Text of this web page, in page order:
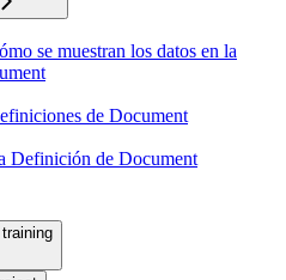
se muestran los datos en la
de Document
Definición de Document